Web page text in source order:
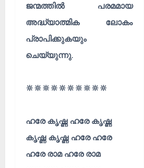
ജന്മത്തിൽ പരമമായ
അദ്ധ്യാത്മിക ലോകം
പ്രാപിക്കുകയും
ചെയ്യുന്നു.
🔆🔆🔆🔆🔆🔆🔆🔆🔆🔆
ഹരേ കൃഷ്ണ ഹരേ കൃഷ്ണ
കൃഷ്ണ കൃഷ്ണ ഹരേ ഹരേ
ഹരേ രാമ ഹരേ രാമ